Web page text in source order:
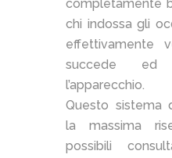
completamente
chi indossa gli
effettivamente
succede ed
l’apparecchio.
Questo sistema
la massima
possibili